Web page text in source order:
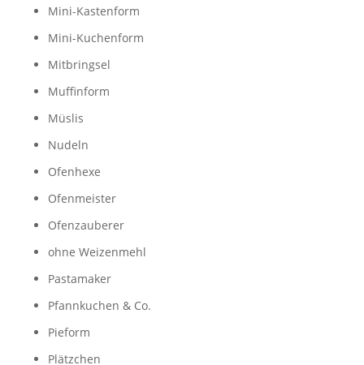
Mini-Kastenform
Mini-Kuchenform
Mitbringsel
Muffinform
Müslis
Nudeln
Ofenhexe
Ofenmeister
Ofenzauberer
ohne Weizenmehl
Pastamaker
Pfannkuchen & Co.
Pieform
Plätzchen